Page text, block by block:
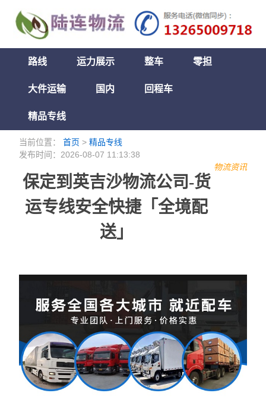
路线 运力展示 整车 零担
大件运输 国内 回程车
精品专线
当前位置：首页 >精品专线
发布时间：2026-08-07 11:13:38
物流资讯
保定到英吉沙物流公司-货
运专线安全快捷「全境配
送」